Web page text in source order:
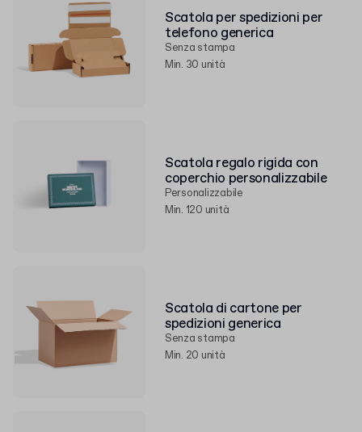
Scatola per spedizioni per
telefono generica
Senza stampa
Min. 30 unità
Scatola regalo rigida con
coperchio personalizzabile
Personalizzabile
Min. 120 unità
Scatola di cartone per
spedizioni generica
Senza stampa
Min. 20 unità